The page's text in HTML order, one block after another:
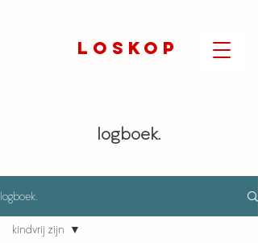
LOSKOP
logboek.
logboek.
kindvrij zijn